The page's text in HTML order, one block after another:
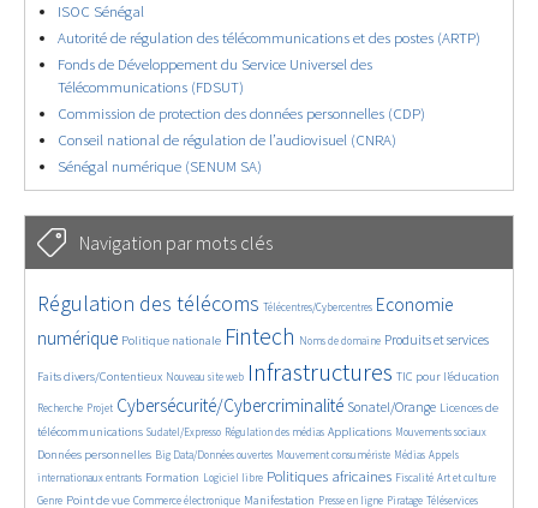
ISOC Sénégal
Autorité de régulation des télécommunications et des postes (ARTP)
Fonds de Développement du Service Universel des
Télécommunications (FDSUT)
Commission de protection des données personnelles (CDP)
Conseil national de régulation de l’audiovisuel (CNRA)
Sénégal numérique (SENUM SA)
Navigation par mots clés
4629/5557
Régulation des télécoms
362/5557 Télécentres/Cybercentres
3737/5557
Economie
numérique
1862/5557 Politique nationale
5162/5557 Fintech
676/5557 Noms de domaine
2442/5557 Produits et services
1596/5557
Faits divers/Contentieux Nouveau site web Infrastructures TIC pour l’éducation
Recherche
247/5557Projet
3536/5557 Cybersécurité/Cybercriminalité
2303/5557 Sonatel/Orange
1611/5557
Licences de
télécommunications
299/5557 Sudatel/Expresso
1015/5557 Régulation des médias
1512/5557 Applications
1103/5557 Mouvements sociaux
1664/5557
Données personnelles
146/5557 Big Data/Données ouvertes
620/5557 Mouvement consumériste
366/5557 Médias
703/5557
Appels
internationaux entrants
1749/5557 Formation
94/5557 Logiciel libre
2615/5557 Politiques africaines
1103/5557 Fiscalité
175/5557 Art et culture
647/5557
Genre
1840/5557Point de vue
1044/5557 Commerce électronique
1575/5557 Manifestation
337/5557 Presse en ligne
129/5557 Piratage
208/5557 Téléservices
1225/5557